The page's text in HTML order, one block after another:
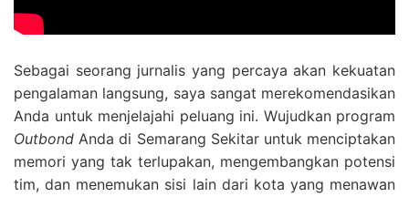
Sebagai seorang jurnalis yang percaya akan kekuatan
pengalaman langsung, saya sangat merekomendasikan
Anda untuk menjelajahi peluang ini. Wujudkan program
Outbond Anda di Semarang Sekitar untuk menciptakan
memori yang tak terlupakan, mengembangkan potensi
tim, dan menemukan sisi lain dari kota yang menawan